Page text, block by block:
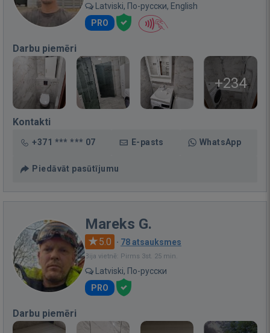
Latviski, По-русски, English
PRO
Darbu piemēri
+234
Kontakti
+371 *** *** 07 E-pasts WhatsApp
Piedāvāt pasūtījumu
Mareks G.
5.0 · 78 atsauksmes
Bija vietnē: Pirms 3st. 25 min.
Latviski, По-русски
PRO
Darbu piemēri